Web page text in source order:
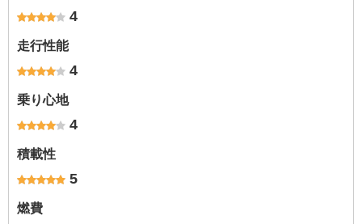
4
走行性能
4
乗り心地
4
積載性
5
燃費